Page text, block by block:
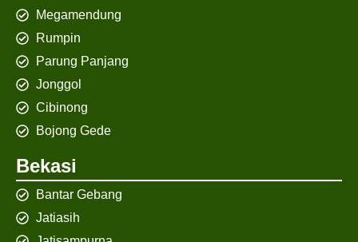
Megamendung
Rumpin
Parung Panjang
Jonggol
Cibinong
Bojong Gede
Bekasi
Bantar Gebang
Jatiasih